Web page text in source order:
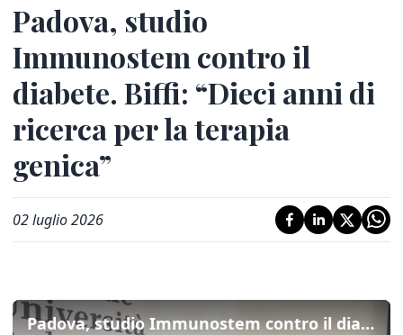
Padova, studio
Immunostem contro il
diabete. Biffi: “Dieci anni di
ricerca per la terapia
genica”
02 luglio 2026
Padova, studio Immunostem contro il diabete. Biffi: “Dieci anni di ricerca per la terapia genica”